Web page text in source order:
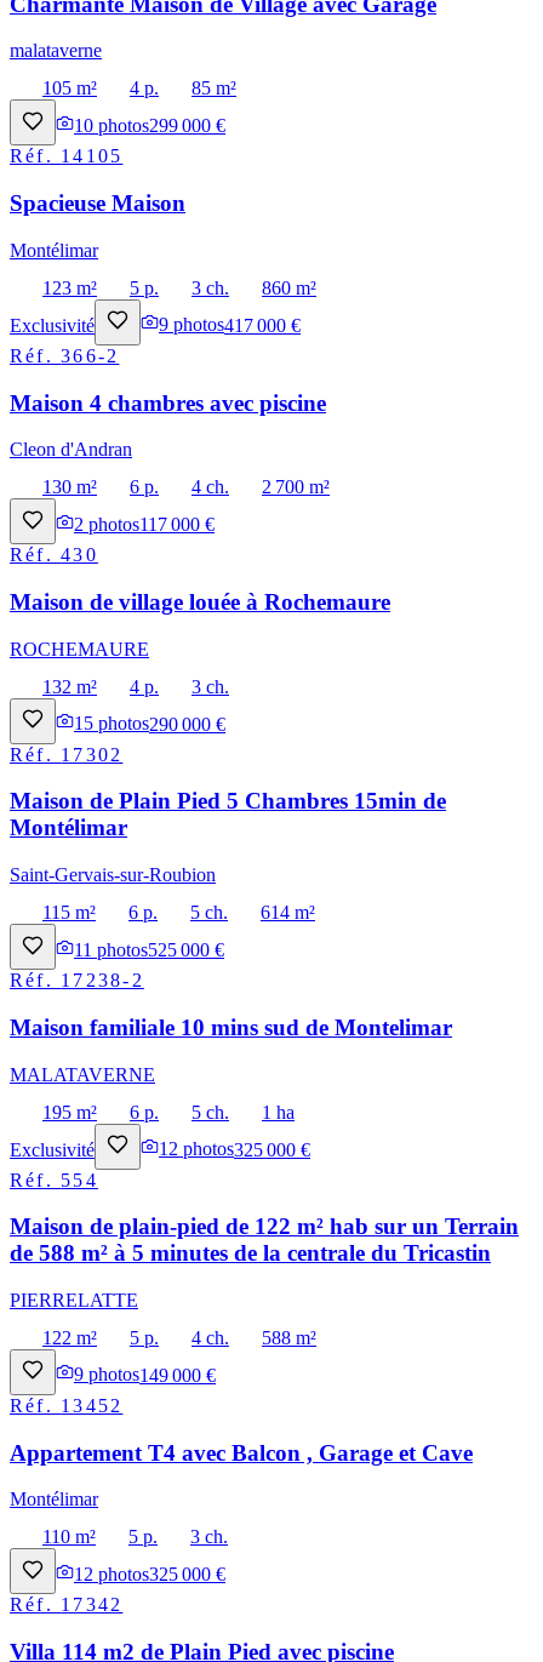
malataverne
105 m²
4 p.
85 m²
10 photos299 000 €
Réf. 14105
Spacieuse Maison
Montélimar
123 m²
5 p. 3 ch.
860 m²
Exclusivité
9 photos417 000 €
Réf.366-2
Maison 4 chambres avec piscine
Cleon d'Andran
130 m²
6 p. 4 ch.
2 700 m²
2 photos117 000 €
Réf.430
Maison de village louée à Rochemaure
ROCHEMAURE
132 m²
4 p.
3 ch.
15 photos290 000 €
Réf. 17302
Maison de Plain Pied 5 Chambres 15min de
Montélimar
Saint-Gervais-sur-Roubion
115 m²
6 p. 5 ch.
614 m²
11 photos525 000 €
Réf. 17238-2
Maison familiale 10 mins sud de Montelimar
MALATAVERNE
195 m²
6 p. 5 ch.
1 ha
Exclusivité
12 photos325 000 €
Réf. 554
Maison de plain-pied de 122 m² hab sur un Terrain
de 588 m² à 5 minutes de la centrale du Tricastin
PIERRELATTE
122 m²
5 p. 4 ch.
588 m²
9 photos149 000 €
Réf. 13452
Appartement T4 avec Balcon , Garage et Cave
Montélimar
110 m²
5 p.
3 ch.
12 photos325 000 €
Réf. 17342
Villa 114 m2 de Plain Pied avec piscine